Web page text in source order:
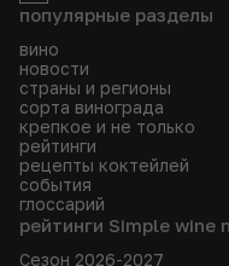
популярные разделы
вино
новости
страны и регионы
сорта винограда
крепкое и не только
рейтинги
рецепты коктейлей
события
глоссарий
рейтинги Simple wine
Сезон 2026-2027